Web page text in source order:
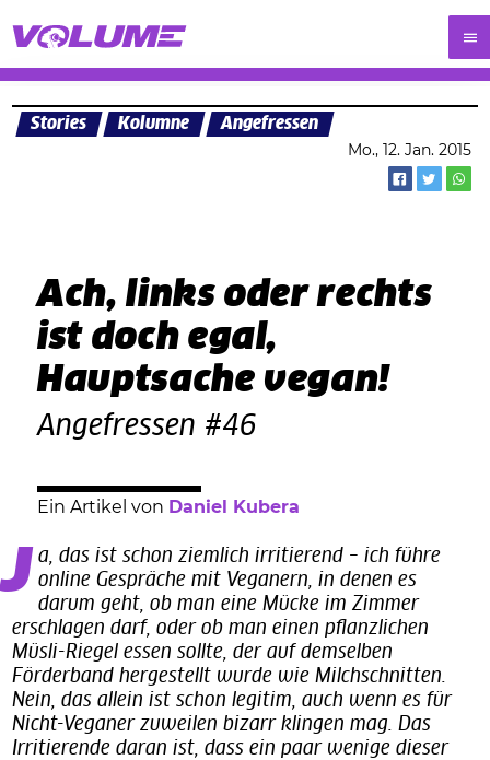
Stories Kolumne Angefressen
Mo., 12. Jan. 2015
Ach, links oder rechts
ist doch egal,
Hauptsache vegan!
Angefressen #46
Ein Artikel von Daniel Kubera
Ja, das ist schon ziemlich irritierend – ich führe online Gespräche mit Veganern, in denen es
darum geht, ob man eine Mücke im Zimmer
erschlagen darf, oder ob man einen pflanzlichen
Müsli-Riegel essen sollte, der auf demselben
Förderband hergestellt wurde wie Milchschnitten.
Nein, das allein ist schon legitim, auch wenn es für
Nicht-Veganer zuweilen bizarr klingen mag. Das
Irritierende daran ist, dass ein paar wenige dieser